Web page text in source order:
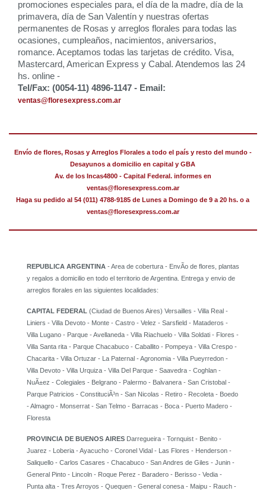
promociones especiales para, el día de la madre, día de la
primavera, día de San Valentín y nuestras ofertas
permanentes de Rosas y arreglos florales para todas las
ocasiones, cumpleaños, nacimientos, aniversarios,
romance. Aceptamos todas las tarjetas de crédito. Visa,
Mastercard, American Express y Cabal. Atendemos las 24
hs. online -
Tel/Fax: (0054-11) 4896-1147 - Email:
ventas@floresexpress.com.ar
Envío de flores, Rosas y Arreglos Florales a todo el país y resto del mundo -
Desayunos a domicilio en capital y GBA
Av. de los Incas4800 - Capital Federal. informes en
ventas@floresexpress.com.ar
Haga su pedido al 54 (011) 4788-9185 de Lunes a Domingo de 9 a 20 hs. o a
ventas@floresexpress.com.ar
REPUBLICA ARGENTINA - Area de cobertura - EnvÃ­o de flores, plantas
y regalos a domicilio en todo el territorio de Argentina. Entrega y envio de
arreglos florales en las siguientes localidades:
CAPITAL FEDERAL (Ciudad de Buenos Aires) Versailles - Villa Real -
Liniers - Villa Devoto - Monte - Castro - Velez - Sarsfield - Mataderos -
Villa Lugano - Parque - Avellaneda - Villa Riachuelo - Villa Soldati - Flores -
Villa Santa rita - Parque Chacabuco - Caballito - Pompeya - Villa Crespo -
Chacarita - Villa Ortuzar - La Paternal - Agronomia - Villa Pueyrredon -
Villa Devoto - Villa Urquiza - Villa Del Parque - Saavedra - Coghlan -
NuÃ±ez - Colegiales - Belgrano - Palermo - Balvanera - San Cristobal -
Parque Patricios - ConstituciÃ³n - San Nicolas - Retiro - Recoleta - Boedo
- Almagro - Monserrat - San Telmo - Barracas - Boca - Puerto Madero -
Floresta
PROVINCIA DE BUENOS AIRES Darregueira - Tornquist - Benito -
Juarez - Loberia - Ayacucho - Coronel Vidal - Las Flores - Henderson -
Saliquello - Carlos Casares - Chacabuco - San Andres de Giles - Junin -
General Pinto - Lincoln - Roque Perez - Baradero - Berisso - Vedia -
Punta alta - Tres Arroyos - Quequen - General conesa - Maipu - Rauch -